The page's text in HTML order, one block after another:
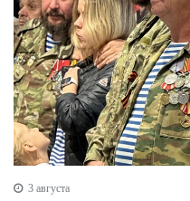
3 августа